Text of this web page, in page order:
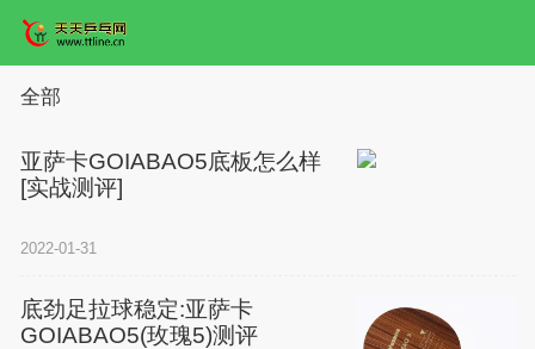
全部
亚萨卡GOIABAO5底板怎么样
[实战测评]
2022-01-31
底劲足拉球稳定:亚萨卡
GOIABAO5(玫瑰5)测评